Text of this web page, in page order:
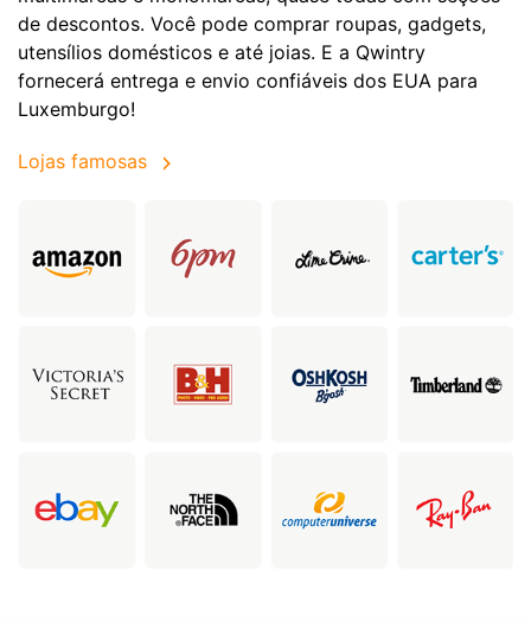
de descontos. Você pode comprar roupas, gadgets,
utensílios domésticos e até joias. E a Qwintry
fornecerá entrega e envio confiáveis dos EUA para
Luxemburgo!
Lojas famosas